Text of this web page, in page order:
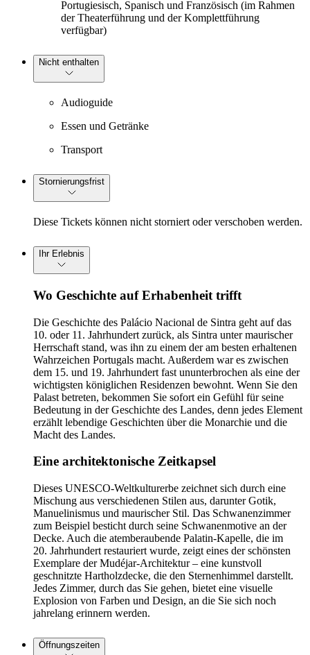
Portugiesisch, Spanisch und Französisch (im Rahmen
der Theaterführung und der Komplettführung
verfügbar)
Nicht enthalten
Audioguide
Essen und Getränke
Transport
Stornierungsfrist
Diese Tickets können nicht storniert oder verschoben werden.
Ihr Erlebnis
Wo Geschichte auf Erhabenheit trifft
Die Geschichte des Palácio Nacional de Sintra geht auf das
10. oder 11. Jahrhundert zurück, als Sintra unter maurischer
Herrschaft stand, was ihn zu einem der am besten erhaltenen
Wahrzeichen Portugals macht. Außerdem war es zwischen
dem 15. und 19. Jahrhundert fast ununterbrochen als eine der
wichtigsten königlichen Residenzen bewohnt. Wenn Sie den
Palast betreten, bekommen Sie sofort ein Gefühl für seine
Bedeutung in der Geschichte des Landes, denn jedes Element
erzählt lebendige Geschichten über die Monarchie und die
Macht des Landes.
Eine architektonische Zeitkapsel
Dieses UNESCO-Weltkulturerbe zeichnet sich durch eine
Mischung aus verschiedenen Stilen aus, darunter Gotik,
Manuelinismus und maurischer Stil. Das Schwanenzimmer
zum Beispiel besticht durch seine Schwanenmotive an der
Decke. Auch die atemberaubende Palatin-Kapelle, die im
20. Jahrhundert restauriert wurde, zeigt eines der schönsten
Exemplare der Mudéjar-Architektur – eine kunstvoll
geschnitzte Hartholzdecke, die den Sternenhimmel darstellt.
Jedes Zimmer, durch das Sie gehen, bietet eine visuelle
Explosion von Farben und Design, an die Sie sich noch
jahrelang erinnern werden.
Öffnungszeiten